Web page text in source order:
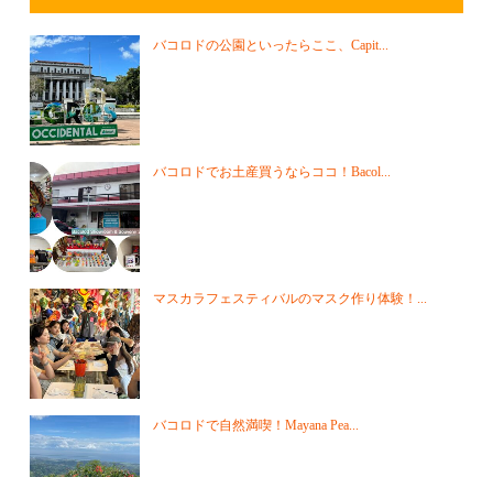
バコロドの公園といったらここ、Capit...
バコロドでお土産買うならココ！Bacol...
マスカラフェスティバルのマスク作り体験！...
バコロドで自然満喫！Mayana Pea...